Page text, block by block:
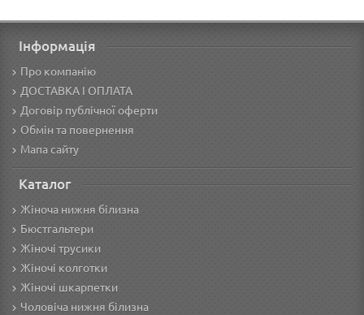
Інформація
Про компанію
ДОСТАВКА І ОПЛАТА
Договір публічної оферти
Обмін та повернення
Мапа сайту
Каталог
Жіноча нижня білизна
Бюстгальтери
Жіночі трусики
Жіночі колготки
Жіночі шкарпетки
Чоловіча нижня білизна